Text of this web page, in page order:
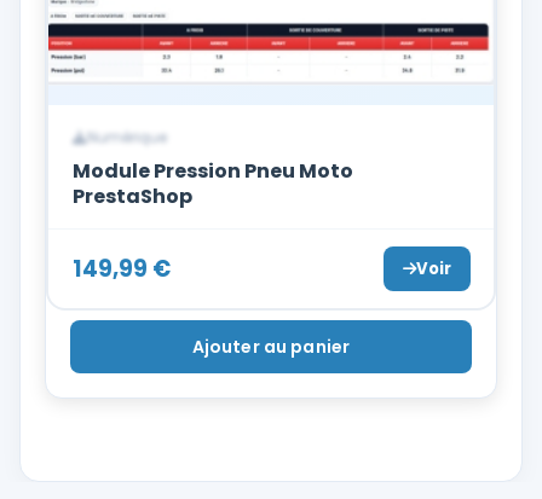
Numérique
Module Pression Pneu Moto
PrestaShop
149,99 € Voir
Ajouter au panier